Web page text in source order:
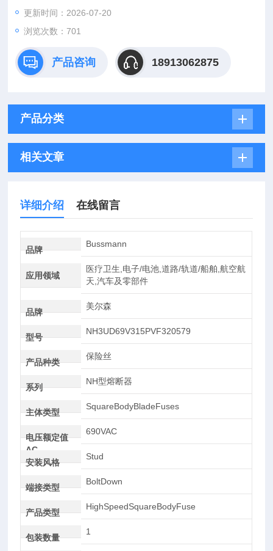
更新时间：2026-07-20
浏览次数：701
产品咨询 18913062875
产品分类
相关文章
详细介绍 在线留言
品牌
Bussmann
应用领域
医疗卫生,电子/电池,道路/轨道/船舶,航空航
天,汽车及零部件
品牌
美尔森
型号
NH3UD69V315PVF320579
产品种类
保险丝
系列
NH型熔断器
主体类型
SquareBodyBladeFuses
电压额定值
AC
690VAC
安装风格
Stud
端接类型
BoltDown
产品类型
HighSpeedSquareBodyFuse
包装数量
1